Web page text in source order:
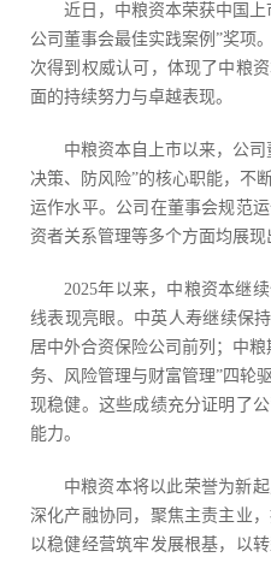
近日，中粮资本荣获中国上
公司董事会最佳实践案例”奖项
次得到权威认可，体现了中粮
面的持续努力与卓越表现。
中粮资本自上市以来，公
决策、防风险”的核心职能，不
运作水平。公司在董事会规范
资者关系管理等多个方面均展现
2025年以来，中粮资本继
线表现亮眼。中英人寿继续保
居中外合资保险公司前列；中
务、风险管理与财富管理”四轮
现稳健。这些成绩充分证明了
能力。
中粮资本将以此荣誉为新
深化产融协同，聚焦主责主业
以稳健经营筑牢发展根基，以